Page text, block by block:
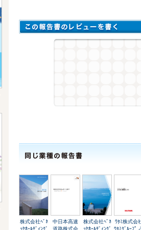
株式会社ﾍﾞﾈ
ｯｾﾎｰﾙﾃﾞｨﾝｸﾞ
中日本高速
道路株式会
株式会社ﾍﾞﾈ
ｯｾﾎｰﾙﾃﾞｨﾝｸﾞ
ﾜﾀﾐ株式会
ﾜﾀﾐｸﾞﾙｰﾌﾟ